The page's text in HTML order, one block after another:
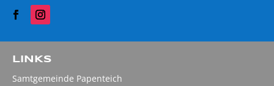
LINKS
Samtgemeinde Papenteich